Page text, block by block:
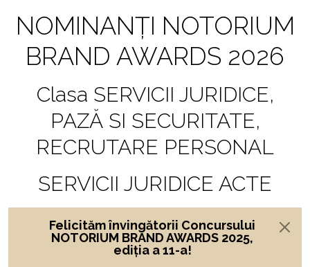
NOMINANȚI NOTORIUM
BRAND AWARDS 2026
Clasa SERVICII JURIDICE,
PAZĂ SI SECURITATE,
RECRUTARE PERSONAL
SERVICII JURIDICE ACTE
Felicităm învingătorii Concursului
NOTORIUM BRAND AWARDS 2025,
ediția a 11-a!